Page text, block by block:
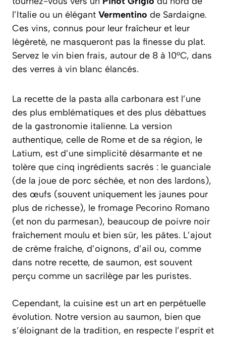
l’Italie ou un élégant Vermentino de Sardaigne.
Ces vins, connus pour leur fraîcheur et leur
légèreté, ne masqueront pas la finesse du plat.
Servez le vin bien frais, autour de 8 à 10°C, dans
des verres à vin blanc élancés.
La recette de la pasta alla carbonara est l’une
des plus emblématiques et des plus débattues
de la gastronomie italienne. La version
authentique, celle de Rome et de sa région, le
Latium, est d’une simplicité désarmante et ne
tolère que cinq ingrédients sacrés : le guanciale
(de la joue de porc séchée, et non des lardons),
des œufs (souvent uniquement les jaunes pour
plus de richesse), le fromage Pecorino Romano
(et non du parmesan), beaucoup de poivre noir
fraîchement moulu et bien sûr, les pâtes. L’ajout
de crème fraîche, d’oignons, d’ail ou, comme
dans notre recette, de saumon, est souvent
perçu comme un sacrilège par les puristes.
Cependant, la cuisine est un art en perpétuelle
évolution. Notre version au saumon, bien que
s’éloignant de la tradition, en respecte l’esprit et